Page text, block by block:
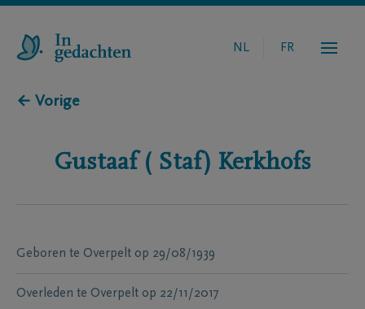
NL FR
← Vorige
Gustaaf ( Staf) Kerkhofs
Geboren te Overpelt op 29/08/1939
Overleden te Overpelt op 22/11/2017